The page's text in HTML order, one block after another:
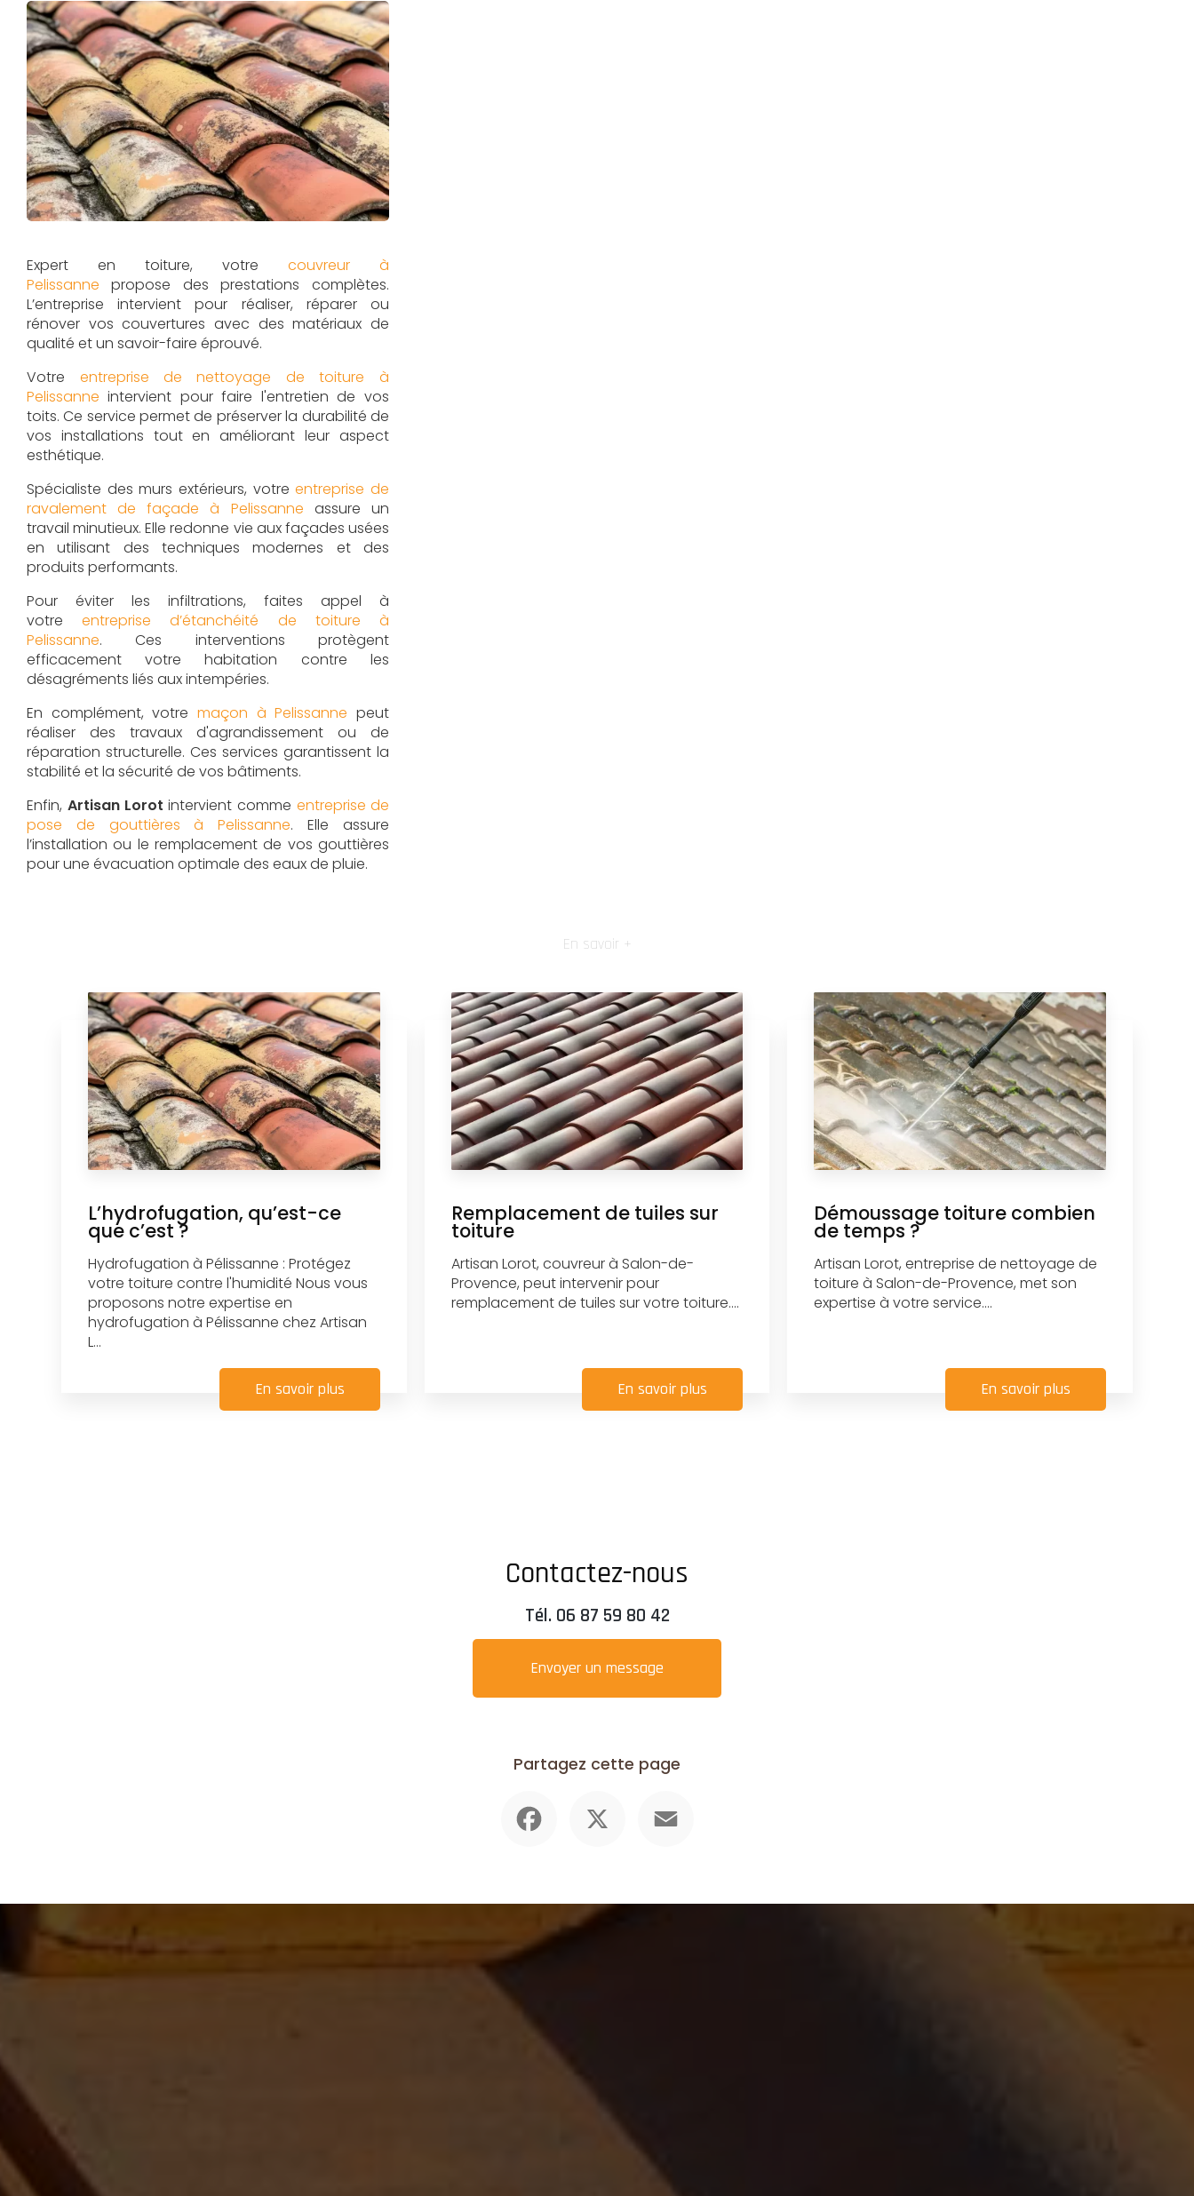
Expert en toiture, votre couvreur à
Pelissanne propose des prestations complètes.
L’entreprise intervient pour réaliser, réparer ou
rénover vos couvertures avec des matériaux de
qualité et un savoir-faire éprouvé.
Votre entreprise de nettoyage de toiture à
Pelissanne intervient pour faire l'entretien de vos
toits. Ce service permet de préserver la durabilité de
vos installations tout en améliorant leur aspect
esthétique.
Spécialiste des murs extérieurs, votreentreprise de
ravalement de façade à Pelissanne assure un
travail minutieux. Elle redonne vie aux façades usées
en utilisant des techniques modernes et des
produits performants.
Pour éviter les infiltrations, faites appel à
votreentreprise d’étanchéité de toiture à
Pelissanne. Ces interventions protègent
efficacement votre habitation contre les
désagréments liés aux intempéries.
En complément, votre maçon à Pelissanne peut
réaliser des travaux d'agrandissement ou de
réparation structurelle. Ces services garantissent la
stabilité et la sécurité de vos bâtiments.
Enfin, Artisan Lorot intervient comme entreprise de
pose de gouttières à Pelissanne. Elle assure
l’installation ou le remplacement de vos gouttières
pour une évacuation optimale des eaux de pluie.
En savoir +
L’hydrofugation, qu’est-ce
que c’est ?
Hydrofugation à Pélissanne : Protégez
votre toiture contre l'humidité Nous vous
proposons notre expertise en
hydrofugation à Pélissanne chez Artisan
L...
En savoir plus
Remplacement de tuiles sur
toiture
Artisan Lorot, couvreur à Salon-de-
Provence, peut intervenir pour
remplacement de tuiles sur votre toiture....
En savoir plus
Démoussage toiture combien
de temps ?
Artisan Lorot, entreprise de nettoyage de
toiture à Salon-de-Provence, met son
expertise à votre service....
En savoir plus
Contactez-nous
Tél. 06 87 59 80 42
Envoyer un message
Partagez cette page